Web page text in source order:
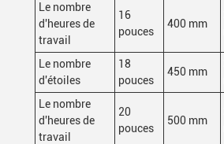
Le nombre
d'heures de
travail
16
pouces
400 mm
Le nombre
d'étoiles
18
pouces
450 mm
Le nombre
d'heures de
travail
20
pouces
500 mm